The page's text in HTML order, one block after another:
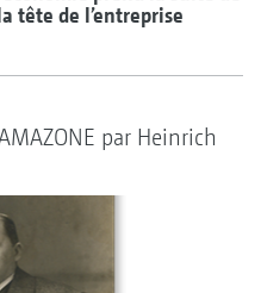
tête de l’entreprise
par Heinrich